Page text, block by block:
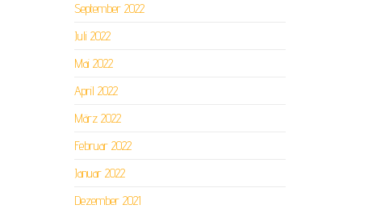
September 2022
Juli 2022
Mai 2022
April 2022
März 2022
Februar 2022
Januar 2022
Dezember 2021